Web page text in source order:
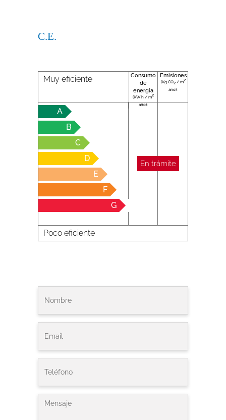
C.E.
Muy eficiente
Consumo
de
energía
(KW h / m2
año):
Emisiones
(Kg CO2/ m2
año):
A
B
C
D
E
F
G
Poco eficiente
En trámite